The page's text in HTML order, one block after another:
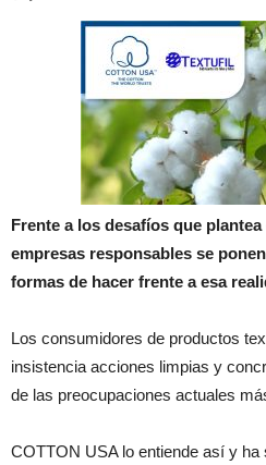
Frente a los desafíos que
empresas responsables se
formas de hacer frente a esa
Los consumidores de productos
insistencia acciones limpias y
de las preocupaciones actuales
COTTON USA lo entiende así y